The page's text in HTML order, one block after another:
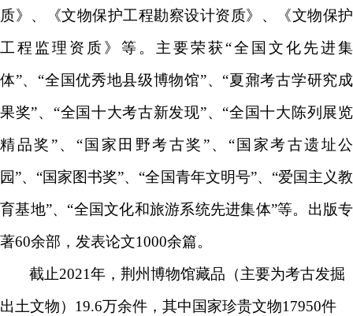
质》、《文物保护工程勘察设计资质》、《文物保护
工程监理资质》等。主要荣获“全国文化先进集
体”、“全国优秀地县级博物馆”、“夏鼐考古学研究成
果奖”、“全国十大考古新发现”、“全国十大陈列展览
精品奖”、“国家田野考古奖”、“国家考古遗址公
园”、“国家图书奖”、“全国青年文明号”、“爱国主义教
育基地”、“全国文化和旅游系统先进集体”等。出版专
著60余部，发表论文1000余篇。
截止2021年，荆州博物馆藏品（主要为考古发掘
出土文物）19.6万余件，其中国家珍贵文物17950件